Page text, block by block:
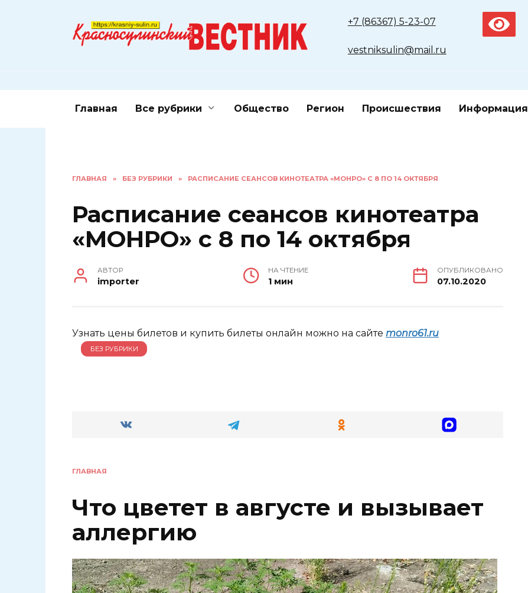
+7 (86367) 5-23-07
vestniksulin@mail.ru
Главная Все рубрики Общество Регион Происшествия Информация
ГЛАВНАЯ » БЕЗ РУБРИКИ » РАСПИСАНИЕ СЕАНСОВ КИНОТЕАТРА «МОНРО» С 8 ПО 14 ОКТЯБРЯ
Расписание сеансов кинотеатра
«МОНРО» с 8 по 14 октября
АВТОР
importer
НА ЧТЕНИЕ
1 мин
ОПУБЛИКОВАНО
07.10.2020
Узнать цены билетов и купить билеты онлайн можно на сайте monro61.ru
БЕЗ РУБРИКИ
ГЛАВНАЯ
Что цветет в августе и вызывает
аллергию